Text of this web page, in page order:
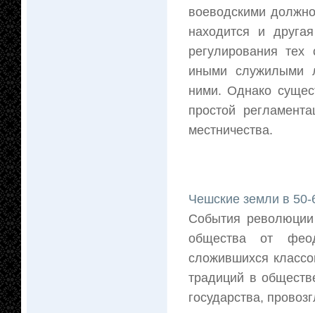
воеводскими
находится и
регулирования
иными служилыми
ними. Однако
простой
местничества.
Чешские земли в
События
общества от
сложившихся
традиций в
государства,